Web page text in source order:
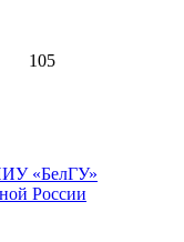
105
«БелГУ»
России